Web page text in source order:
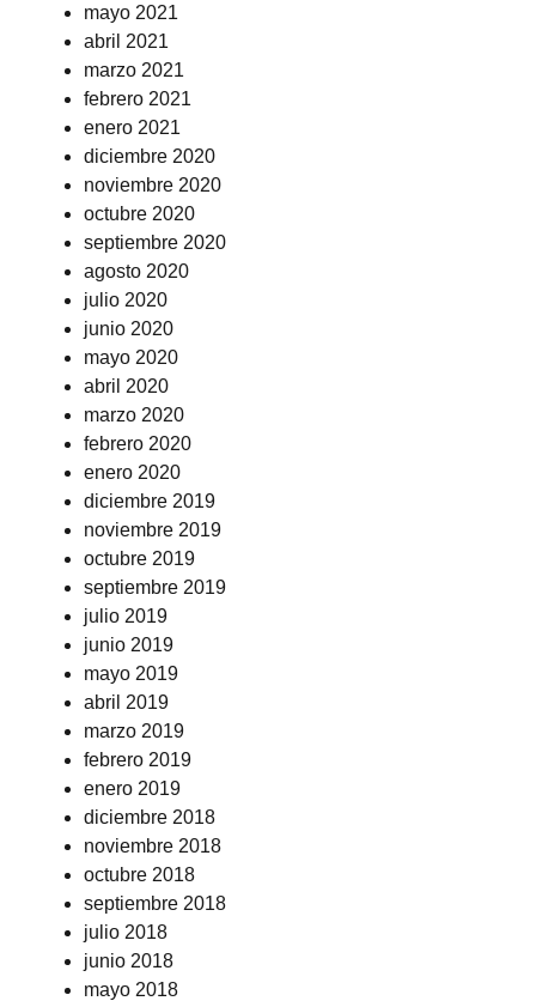
mayo 2021
abril 2021
marzo 2021
febrero 2021
enero 2021
diciembre 2020
noviembre 2020
octubre 2020
septiembre 2020
agosto 2020
julio 2020
junio 2020
mayo 2020
abril 2020
marzo 2020
febrero 2020
enero 2020
diciembre 2019
noviembre 2019
octubre 2019
septiembre 2019
julio 2019
junio 2019
mayo 2019
abril 2019
marzo 2019
febrero 2019
enero 2019
diciembre 2018
noviembre 2018
octubre 2018
septiembre 2018
julio 2018
junio 2018
mayo 2018